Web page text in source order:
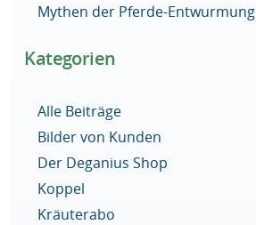
Mythen der Pferde-Entwurmung
Kategorien
Alle Beiträge
Bilder von Kunden
Der Deganius Shop
Koppel
Kräuterabo